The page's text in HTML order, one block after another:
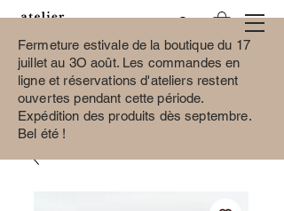
Fermeture estivale de la boutique du 17
juillet au 3O août. Les commandes en
ligne et réservations d'ateliers restent
ouvertes pendant cette période.
Expédition des produits dès septembre.
Bel été !